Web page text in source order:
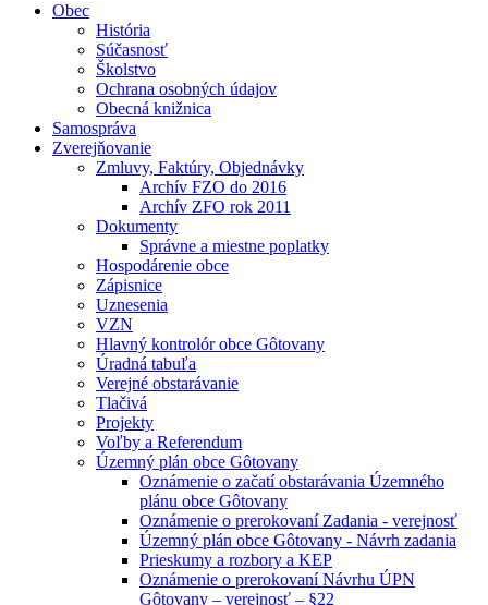
Obec
História
Súčasnosť
Školstvo
Ochrana osobných údajov
Obecná knižnica
Samospráva
Zverejňovanie
Zmluvy, Faktúry, Objednávky
Archív FZO do 2016
Archív ZFO rok 2011
Dokumenty
Správne a miestne poplatky
Hospodárenie obce
Zápisnice
Uznesenia
VZN
Hlavný kontrolór obce Gôtovany
Úradná tabuľa
Verejné obstarávanie
Tlačivá
Projekty
Voľby a Referendum
Územný plán obce Gôtovany
Oznámenie o začatí obstarávania Územného
plánu obce Gôtovany
Oznámenie o prerokovaní Zadania - verejnosť
Územný plán obce Gôtovany - Návrh zadania
Prieskumy a rozbory a KEP
Oznámenie o prerokovaní Návrhu ÚPN
Gôtovany – verejnosť – §22